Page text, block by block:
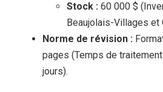
Stock : 60 000 $
Beaujolais-Villages et
Norme de révision :
pages (Temps de
jours).